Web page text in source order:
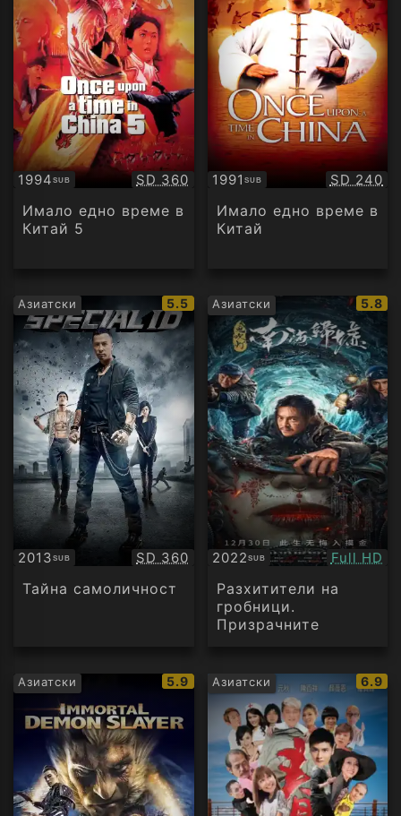
1994SUB
Субтитри Качество:
SD 360
Имало едно време в
Китай 5
1991 SUB
Субтитри SD 240
Имало едно време в
Китай
Азиатски
IMDb
рейтинг:
5.5
2013SUB
Субтитри Качество:
SD 360
Тайна самоличност
Азиатски
IMDb
5.8
2022SUB
Субтитри Full HD
Разхитители на
гробници.
Призрачните
Азиатски
IMDb
рейтинг:
5.9 Азиатски
IMDb
6.9